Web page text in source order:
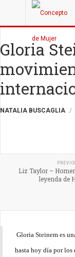
Gloria
NATALIA BUSCAGLIA
Liz Taylor –
leyenda de
Gloria Steinem es
hasta hoy día por los